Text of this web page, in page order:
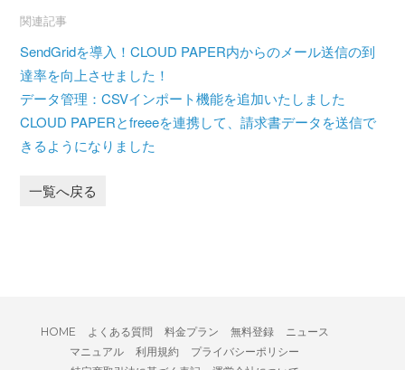
関連記事
SendGridを導入！CLOUD PAPER内からのメール送信の到
達率を向上させました！
データ管理：CSVインポート機能を追加いたしました
CLOUD PAPERとfreeeを連携して、請求書データを送信で
きるようになりました
一覧へ戻る
HOME よくある質問 料金プラン 無料登録
ニュース
マニュアル
利用規約
プライバシーポリシー